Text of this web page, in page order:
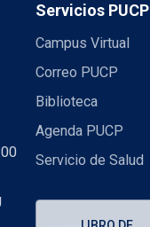
Servicios PUCP
Campus Virtual
Correo PUCP
Biblioteca
Agenda PUCP
Servicio de Salud